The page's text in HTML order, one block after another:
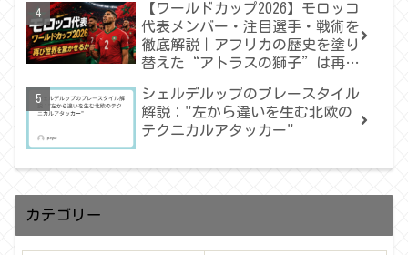
【ワールドカップ2026】モロッコ
代表メンバー・注目選手・戦術を
徹底解説｜アフリカの歴史を塗り
替えた“アトラスの獅子”は再び
シェルデルップのプレースタイル
解説："左から違いを生む北欧の
テクニカルアタッカー"
カテゴリー